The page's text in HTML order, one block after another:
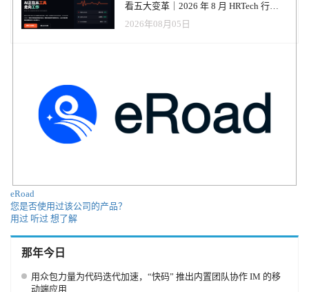
看五大变革｜2026 年 8 月 HRTech 行业
观察报告
2026年08月05日
eRoad
您是否使用过该公司的产品？
用过 听过 想了解
那年今日
用众包力量为代码迭代加速，“快码” 推出内置团队协作 IM 的移
动端应用